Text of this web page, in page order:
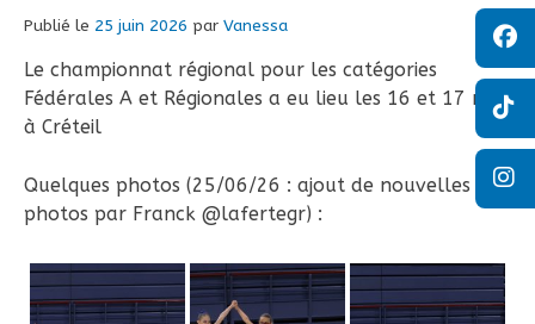
Publié le 25 juin 2026 par Vanessa
Le championnat régional pour les catégories
Fédérales A et Régionales a eu lieu les 16 et 17 mai
à Créteil
Quelques photos (25/06/26 : ajout de nouvelles
photos par Franck @lafertegr) :